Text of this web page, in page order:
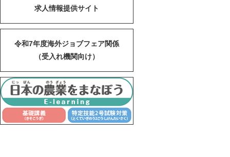
求人情報提供サイト
令和7年度海外ジョブフェア関係
（受入れ機関向け）